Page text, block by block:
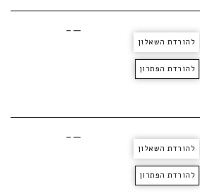
להורדת השאלון
להורדת הפתרון
—-
להורדת השאלון
להורדת הפתרון
—-